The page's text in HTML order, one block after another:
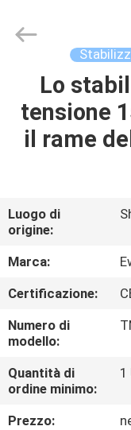
CASA.
PRODOTTI
SU
DI
NOI
VISITA
ALLA
FABBRICA
fornitore.
Copyright
(Shanghai)
Electrical
ECER
Lo
tensione
il rame
Luogo di
origine:
Marca:
Certificazione:
Numero di
modello:
Quantità di
ordine minimo:
1
Prezzo: